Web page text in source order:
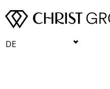
DE